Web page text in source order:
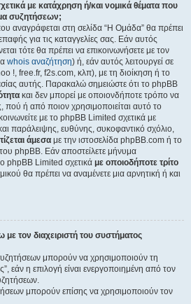
με κατάχρηση ή/και νομικά θέματα που
συζητήσεων;
αναγράφεται στη σελίδα “Η Ομάδα” θα πρέπει
για τις καταγγελίες σας. Εάν αυτός
τότε θα πρέπει να επικοινωνήσετε με τον
whois αναζήτηση) ή, εάν αυτός λειτουργεί σε
!, free.fr, f2s.com, κλπ), με τη διοίκηση ή το
αυτής. Παρακαλώ σημειώστε ότι το phpBB
και δεν μπορεί με οποιονδήποτε τρόπο να
ή από ποιον χρησιμοποιείται αυτό το
με το phpBB Limited σχετικά με
παράλειψης, ευθύνης, συκοφαντικό σχόλιο,
άμεσα με την ιστοσελίδα phpBB.com ή το
του phpBB. Εάν αποστείλετε μήνυμα
phpBB Limited σχετικά με οποιοδήποτε τρίτο
θα πρέπει να αναμένετε μια αρνητική ή και
τον διαχειριστή του συστήματος
μπορούν να χρησιμοποιούν τη
εάν η επιλογή είναι ενεργοποιημένη από τον
μπορούν επίσης να χρησιμοποιούν τον